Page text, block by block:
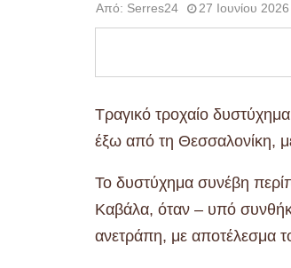
Από: Serres24 27 Ιουνίου 2026
Τραγικό τροχαίο
έξω από τη Θεσσαλονίκη,
Το δυστύχημα συνέβη
Καβάλα, όταν – υπό
ανετράπη, με αποτέλεσμα